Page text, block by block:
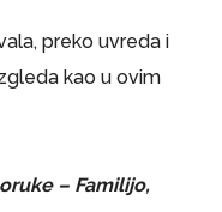
preko uvreda i
kao u ovim
– Familijo,